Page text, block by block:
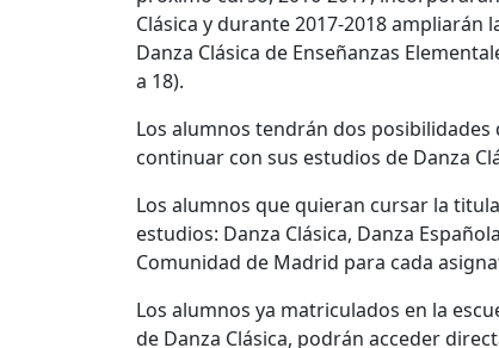
Clásica y durante 2017-2018
Danza Clásica de Enseñanzas
a 18).
Los alumnos tendrán dos
continuar con sus estudios de Danza
Los alumnos que quieran cursar la
estudios: Danza Clásica, Danza
Comunidad de Madrid para cada
Los alumnos ya matriculados en la
de Danza Clásica, podrán acceder